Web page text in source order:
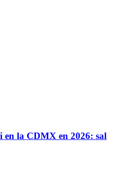
en la CDMX en 2026: sal